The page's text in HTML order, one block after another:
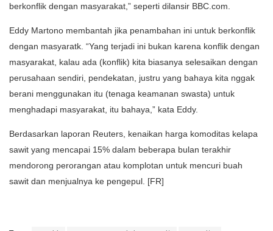
berkonflik dengan masyarakat,” seperti dilansir BBC.com.
Eddy Martono membantah jika penambahan ini untuk berkonflik
dengan masyaratk. “Yang terjadi ini bukan karena konflik dengan
masyarakat, kalau ada (konflik) kita biasanya selesaikan dengan
perusahaan sendiri, pendekatan, justru yang bahaya kita nggak
berani menggunakan itu (tenaga keamanan swasta) untuk
menghadapi masyarakat, itu bahaya,” kata Eddy.
Berdasarkan laporan Reuters, kenaikan harga komoditas kelapa
sawit yang mencapai 15% dalam beberapa bulan terakhir
mendorong perorangan atau komplotan untuk mencuri buah
sawit dan menjualnya ke pengepul. [FR]